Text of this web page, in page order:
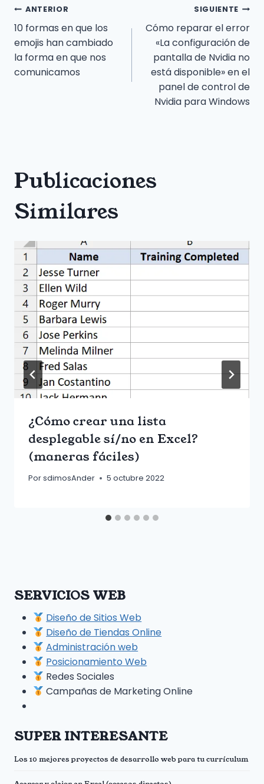
Navegación
de
entradas
ANTERIOR
10 formas en que los
emojis han cambiado
la forma en que nos
comunicamos
SIGUIENTE
Cómo reparar el error
«La configuración de
pantalla de Nvidia no
está disponible» en el
panel de control de
Nvidia para Windows
Publicaciones
Similares
¿Cómo crear una lista
desplegable sí/no en Excel?
(maneras fáciles)
PorsdimosAnder 5 octubre 2022
SERVICIOS WEB
Diseño de Sitios Web
Diseño de Tiendas Online
Administración web
Posicionamiento Web
Redes Sociales
Campañas de Marketing Online
SUPER INTERESANTE
Los 10 mejores proyectos de desarrollo web para tu currículum